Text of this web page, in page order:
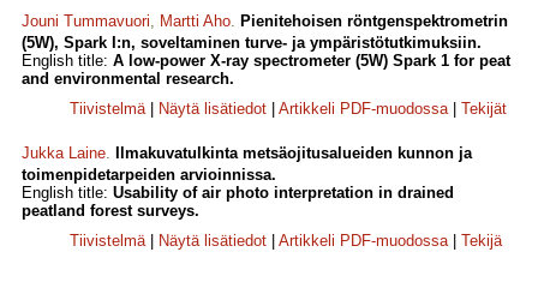
Jouni Tummavuori, Martti Aho. Pienitehoisen röntgenspektrometrin
(5W), Spark I:n, soveltaminen turve- ja ympäristötutkimuksiin.
English title: A low-power X-ray spectrometer (5W) Spark 1 for peat
and environmental research.
Tiivistelmä| Näytä lisätiedot Artikkeli PDF-muodossa| Tekijät
Jukka Laine.
Ilmakuvatulkinta metsäojitusalueiden kunnon ja
toimenpidetarpeiden arvioinnissa.
English title: Usability of air photo interpretation in drained
peatland forest surveys.
Tiivistelmä| Näytä lisätiedot Artikkeli PDF-muodossa| Tekijä